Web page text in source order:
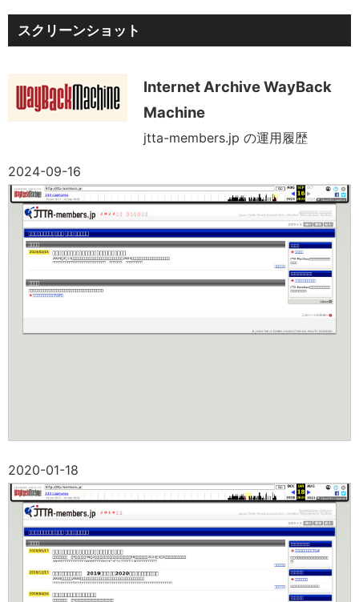
スクリーンショット
Internet Archive WayBack
Machine
jtta-members.jp の運用履歴
2024-09-16
2020-01-18